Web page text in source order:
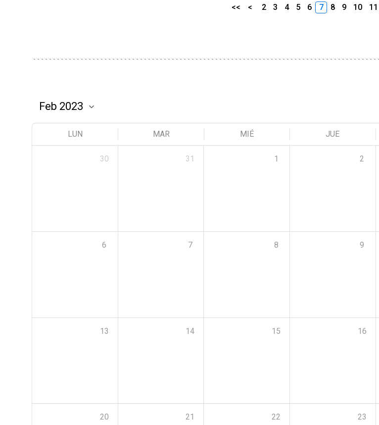
<< < 2 3 4 5 6 7 8 9 10 11
LUN MAR MIÉ JUE
30 31 1 2
6 7 8 9
13 14 15 16
20 21 22 23